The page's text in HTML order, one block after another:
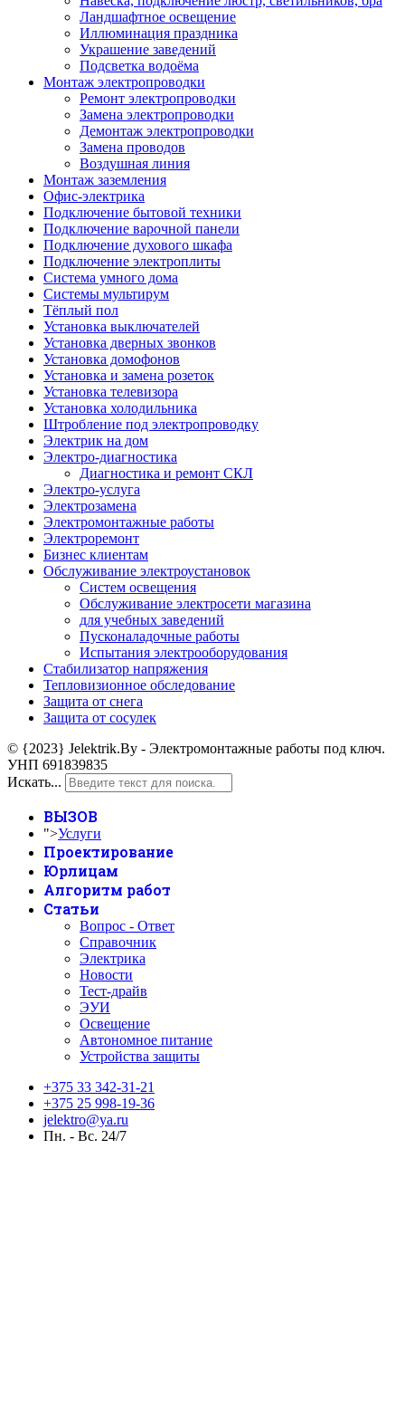
Ландшафтное освещение
Иллюминация праздника
Украшение заведений
Подсветка водоёма
Монтаж электропроводки
Ремонт электропроводки
Замена электропроводки
Демонтаж электропроводки
Замена проводов
Воздушная линия
Монтаж заземления
Офис-электрика
Подключение бытовой техники
Подключение варочной панели
Подключение духового шкафа
Подключение электроплиты
Система умного дома
Системы мультирум
Тёплый пол
Установка выключателей
Установка дверных звонков
Установка домофонов
Установка и замена розеток
Установка телевизора
Установка холодильника
Штробление под электропроводку
Электрик на дом
Электро-диагностика
Диагностика и ремонт СКЛ
Электро-услуга
Электрозамена
Электромонтажные работы
Электроремонт
Бизнес клиентам
Обслуживание электроустановок
Систем освещения
Обслуживание электросети магазина
для учебных заведений
Пусконаладочные работы
Испытания электрооборудования
Стабилизатор напряжения
Тепловизионное обследование
Защита от снега
Защита от сосулек
© {2023} Jelektrik.By - Электромонтажные работы под ключ.
УНП 691839835
Искать...
ВЫЗОВ
">Услуги
Проектирование
Юрлицам
Алгоритм работ
Статьи
Вопрос - Ответ
Справочник
Электрика
Новости
Тест-драйв
ЭУИ
Освещение
Автономное питание
Устройства защиты
+375 33 342-31-21
+375 25 998-19-36
jelektro@ya.ru
Пн. - Вс. 24/7